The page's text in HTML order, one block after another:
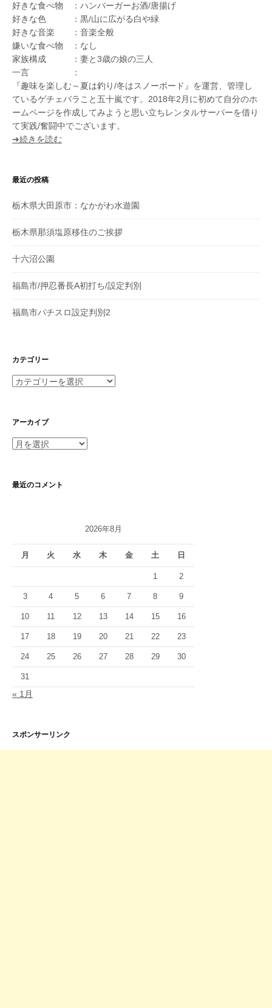
好きな食べ物 ：ハンバーガーお酒/唐揚げ
好きな色 ：黒/山に広がる白や緑
好きな音楽 ：音楽全般
嫌いな食べ物 ：なし
家族構成 ：妻と3歳の娘の三人
一言 ：
『趣味を楽しむ～夏は釣り/冬はスノーボード』を運営、管理し
ているゲチェバラこと五十嵐です。2018年2月に初めて自分のホ
ームページを作成してみようと思い立ちレンタルサーバーを借り
て実践/奮闘中でございます。
➔続きを読む
最近の投稿
栃木県大田原市：なかがわ水遊園
栃木県那須塩原移住のご挨拶
十六沼公園
福島市/押忍番長A初打ち/設定判別
福島市パチスロ設定判別2
カテゴリー
カ
リ
ー
アーカイブ
ア
イ
最近のコメント
2026年8月
月 火 水 木 金 土 日
1 2
3 4 5 6 7 8 9
10 11 12 13 14 15 16
17 18 19 20 21 22 23
24 25 26 27 28 29 30
31
« 1月
スポンサーリンク